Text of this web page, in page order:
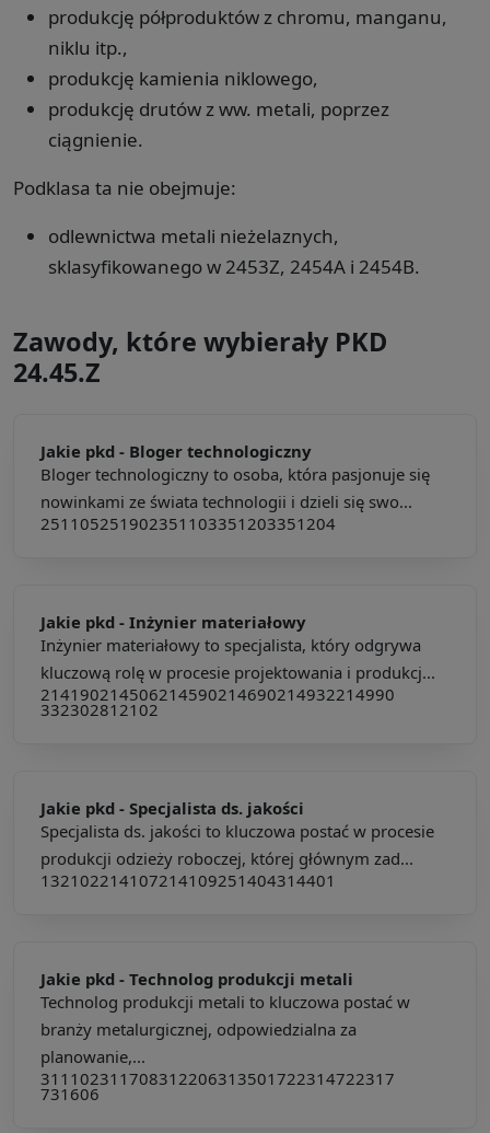
produkcję półproduktów z chromu, manganu,
niklu itp.,
produkcję kamienia niklowego,
produkcję drutów z ww. metali, poprzez
ciągnienie.
Podklasa ta nie obejmuje:
odlewnictwa metali nieżelaznych,
sklasyfikowanego w 2453Z, 2454A i 2454B.
Zawody, które wybierały PKD
24.45.Z
Jakie pkd - Bloger technologiczny
Bloger technologiczny to osoba, która pasjonuje się
nowinkami ze świata technologii i dzieli się swo...
251105251902351103351203351204
Jakie pkd - Inżynier materiałowy
Inżynier materiałowy to specjalista, który odgrywa
kluczową rolę w procesie projektowania i produkcj...
214190214506214590214690214932214990
332302812102
Jakie pkd - Specjalista ds. jakości
Specjalista ds. jakości to kluczowa postać w procesie
produkcji odzieży roboczej, której głównym zad...
132102214107214109251404314401
Jakie pkd - Technolog produkcji metali
Technolog produkcji metali to kluczowa postać w
branży metalurgicznej, odpowiedzialna za
planowanie,...
311102311708312206313501722314722317
731606